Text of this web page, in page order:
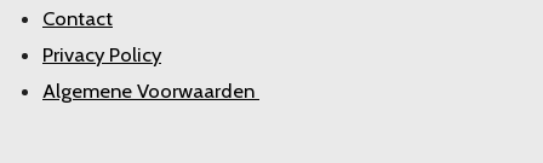
Contact
Privacy Policy
Algemene Voorwaarden